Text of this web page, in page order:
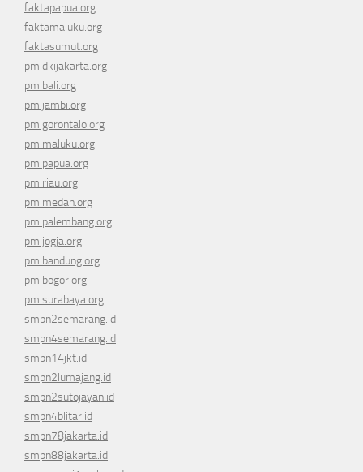
faktapapua.org
faktamaluku.org
faktasumut.org
pmidkijakarta.org
pmibali.org
pmijambi.org
pmigorontalo.org
pmimaluku.org
pmipapua.org
pmiriau.org
pmimedan.org
pmipalembang.org
pmijogja.org
pmibandung.org
pmibogor.org
pmisurabaya.org
smpn2semarang.id
smpn4semarang.id
smpn14jkt.id
smpn2lumajang.id
smpn2sutojayan.id
smpn4blitar.id
smpn78jakarta.id
smpn88jakarta.id